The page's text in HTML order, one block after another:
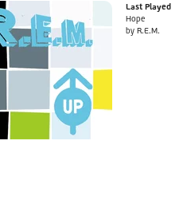
Last Played
Hope
by R.E.M.